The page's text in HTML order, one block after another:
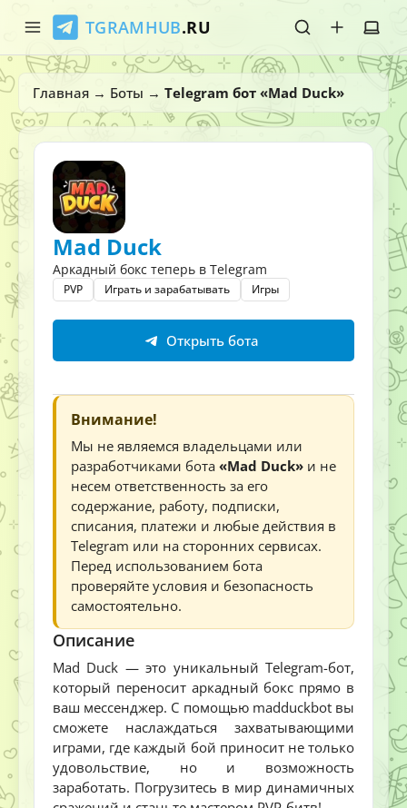
TGRAMHUB.RU
Главная
Стикеры
Эмодзи
Главная → Боты → Telegram бот «Mad Duck»
Mad Duck
Аркадный бокс теперь в Telegram
PVP Играть и зарабатывать Игры
Открыть бота
Внимание!
Мы не являемся владельцами или
разработчиками бота «Mad Duck» и не
несем ответственность за его
содержание, работу, подписки,
списания, платежи и любые действия в
Telegram или на сторонних сервисах.
Перед использованием бота
проверяйте условия и безопасность
самостоятельно.
Описание
Mad Duck — это уникальный Telegram-бот,
который переносит аркадный бокс прямо в
ваш мессенджер. С помощью madduckbot вы
сможете наслаждаться захватывающими
играми, где каждый бой приносит не только
удовольствие, но и возможность
заработать. Погрузитесь в мир динамичных